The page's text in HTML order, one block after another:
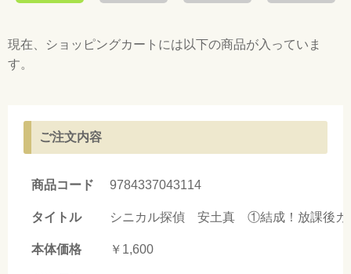
現在、ショッピングカートには以下の商品が入っていま
す。
ご注文内容
9784337043114
シニカル探偵 安土真 ①結成！放課後カ
￥1,600